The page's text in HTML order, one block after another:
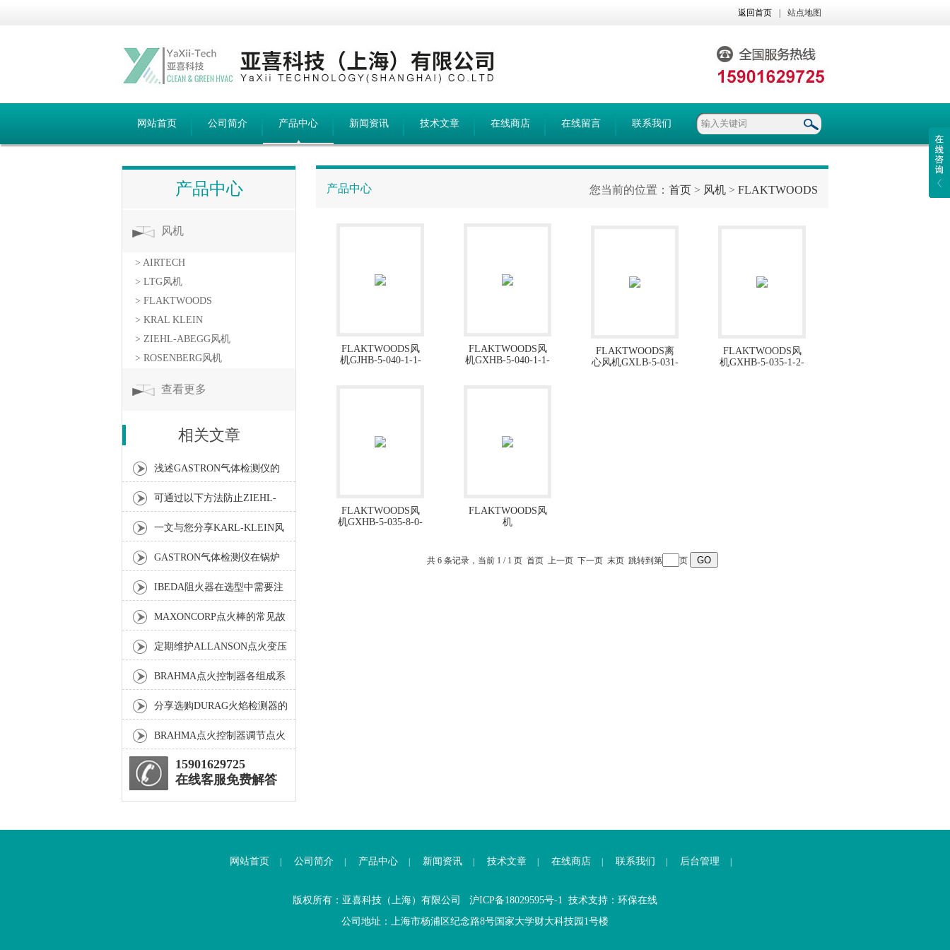
返回首页 站点地图
网站首页 公司简介 产品中心 新闻资讯 技术文章 在线商店 在线留言 联系我们
产品中心
风机
> AIRTECH
> LTG风机
> FLAKTWOODS
> KRAL KLEIN
> ZIEHL-ABEGG风机
> ROSENBERG风机
查看更多
相关文章
浅述GASTRON气体检测仪的
常见故障原因及解决方法
可通过以下方法防止ZIEHL-
ABEGG风机发生磨损现象
一文与您分享KARL-KLEIN风
机的常见故障相应解决方法
GASTRON气体检测仪在锅炉
行业中的应用介绍
IBEDA阻火器在选型中需要注
意的要点
MAXONCORP点火棒的常见故
障相应解决方法分享
定期维护ALLANSON点火变压
器是确保引擎正常运行的关键
BRAHMA点火控制器各组成系
统的工作原理分享
分享选购DURAG火焰检测器的
三个关键要素
BRAHMA点火控制器调节点火
提前角的方法分享
15901629725
在线客服免费解答
产品中心 您当前的位置： 首页 > 风机 > FLAKTWOODS
FLAKTWOODS风
机GJHB-5-040-1-1-
FLAKTWOODS风
机GXHB-5-040-1-1-
FLAKTWOODS离
心风机GXLB-5-031-
FLAKTWOODS风
机GXHB-5-035-1-2-
FLAKTWOODS风
机GXHB-5-035-8-0-
FLAKTWOODS风
机
共 6 条记录，当前 1 / 1 页 首页 上一页 下一页 末页 跳转到第 页
网站首页 公司简介 产品中心 新闻资讯 技术文章 在线商店 联系我们 后台管理
版权所有：亚喜科技（上海）有限公司 沪ICP备18029595号-1 技术支持： 环保在线
公司地址：上海市杨浦区纪念路8号国家大学财大科技园1号楼